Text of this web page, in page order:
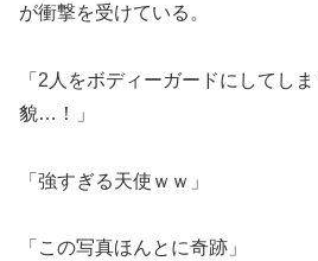
が衝撃を受けている。
「2人をボディーガードにしてし
貌…！」
「強すぎる天使ｗｗ」
「この写真ほんとに奇跡」